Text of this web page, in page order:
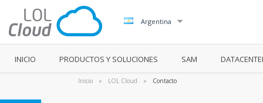
Argentina
INICIO PRODUCTOS Y SOLUCIONES SAM
Inicio » LOL Cloud » Contacto